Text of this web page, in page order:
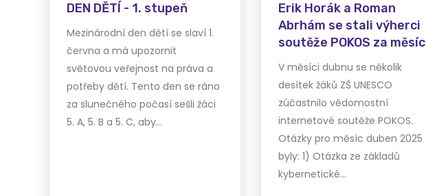
DEN DĚTÍ - 1. stupeň
Mezinárodní den dětí se slaví 1.
června a má upozornit
světovou veřejnost na práva a
potřeby dětí. Tento den se ráno
za slunečného počasí sešli žáci
5. A, 5. B a 5. C, aby…
Erik Horák a Roman
Abrhám se stali výherci
soutěže POKOS za měsíc
duben 2025
V měsíci dubnu se několik
desítek žáků ZŠ UNESCO
zúčastnilo vědomostní
internetové soutěže POKOS.
Otázky pro měsíc duben 2025
byly: 1) Otázka ze základů
kybernetické…